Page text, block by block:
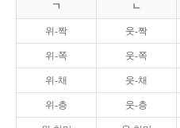
ㄱ ㄴ
위-짝 웃-짝
위-쪽 웃-쪽
위-채 웃-채
위-층 웃-층